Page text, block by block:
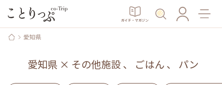
ガイド・マガジン
愛知県
愛知県× その他施設、 ごはん 、 パン